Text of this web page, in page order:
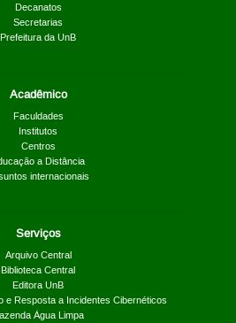
Decanatos
Secretarias
Prefeitura da UnB
Acadêmico
Faculdades
Institutos
Centros
a Distância
internacionais
Serviços
Arquivo Central
Biblioteca Central
Editora UnB
e Resposta a Incidentes Cibernéticos
Água Limpa